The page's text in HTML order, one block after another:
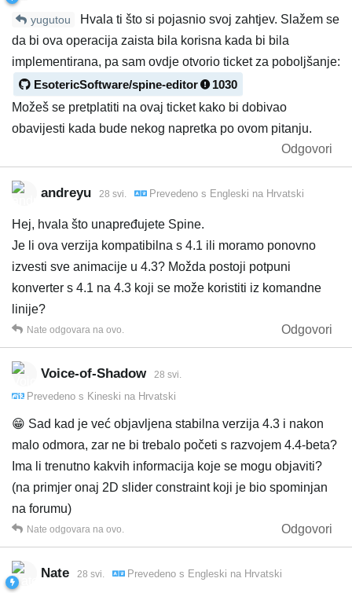
yugutou
Hvala ti što si pojasnio svoj zahtjev. Slažem se
da bi ova operacija zaista bila korisna kada bi bila
implementirana, pa sam ovdje otvorio ticket za poboljšanje:
EsotericSoftware/spine-editor
1030
Možeš se pretplatiti na ovaj ticket kako bi dobivao
obavijesti kada bude nekog napretka po ovom pitanju.
Odgovori
andreyu 28 svi. Prevedeno s Engleski na Hrvatski
Hej, hvala što unapređujete Spine.
Je li ova verzija kompatibilna s 4.1 ili moramo ponovno
izvesti sve animacije u 4.3? Možda postoji potpuni
konverter s 4.1 na 4.3 koji se može koristiti iz komandne
linije?
Odgovori
Nate odgovara na ovo.
Voice-of-Shadow 28 svi.
Prevedeno s Kineski na Hrvatski
😁 Sad kad je već objavljena stabilna verzija 4.3 i nakon
malo odmora, zar ne bi trebalo početi s razvojem 4.4-beta?
Ima li trenutno kakvih informacija koje se mogu objaviti?
(na primjer onaj 2D slider constraint koji je bio spominjan
na forumu)
Odgovori
Nate odgovara na ovo.
Nate 28 svi. Prevedeno s Engleski na Hrvatski